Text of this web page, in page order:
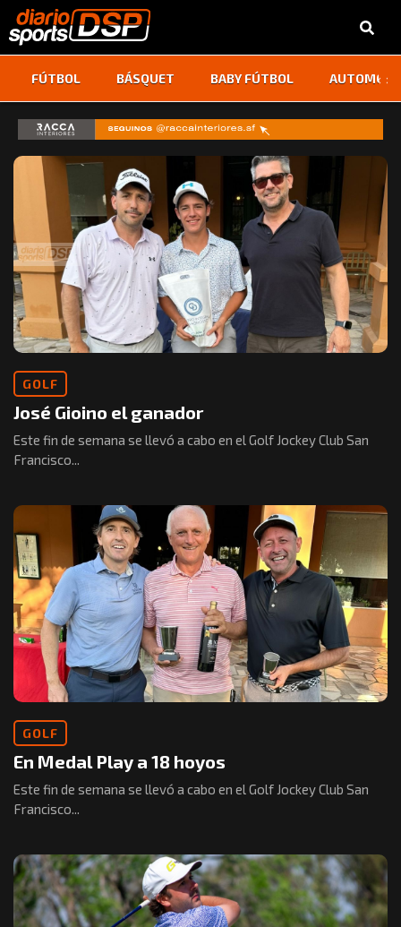
FÚTBOL BÁSQUET BABY FÚTBOL ‹ ›
GOLF
José Gioino el ganador
Este fin de semana se llevó a cabo en el Golf Jockey Club San
Francisco...
GOLF
En Medal Play a 18 hoyos
Este fin de semana se llevó a cabo en el Golf Jockey Club San
Francisco...